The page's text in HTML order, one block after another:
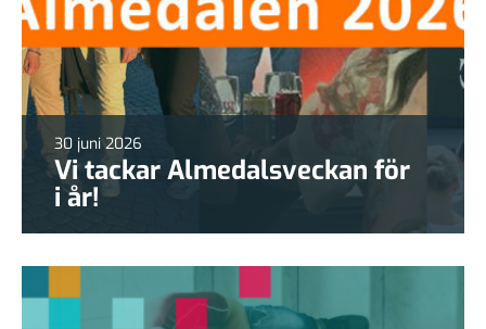
30 juni 2026
Vi tackar Almedalsveckan för
i år!